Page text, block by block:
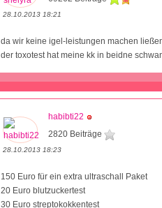
28.10.2013 18:21
da wir keine igel-leistungen machen
der toxotest hat meine kk in beidne
habibti22
2820 Beiträge
28.10.2013 18:23
150 Euro für ein extra ultraschall Paket
20 Euro blutzuckertest
30 Euro streptokokkentest